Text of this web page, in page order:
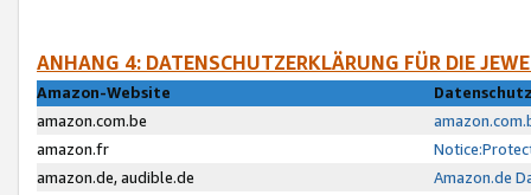
ANHANG 4: DATENSCHUTZERKLÄRUNG FÜR DIE
Amazon-Website
amazon.com.be
amazon.fr
amazon.de, audible.de
Amazon.de